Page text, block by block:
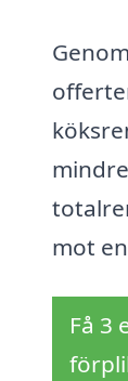
mot
Få 3